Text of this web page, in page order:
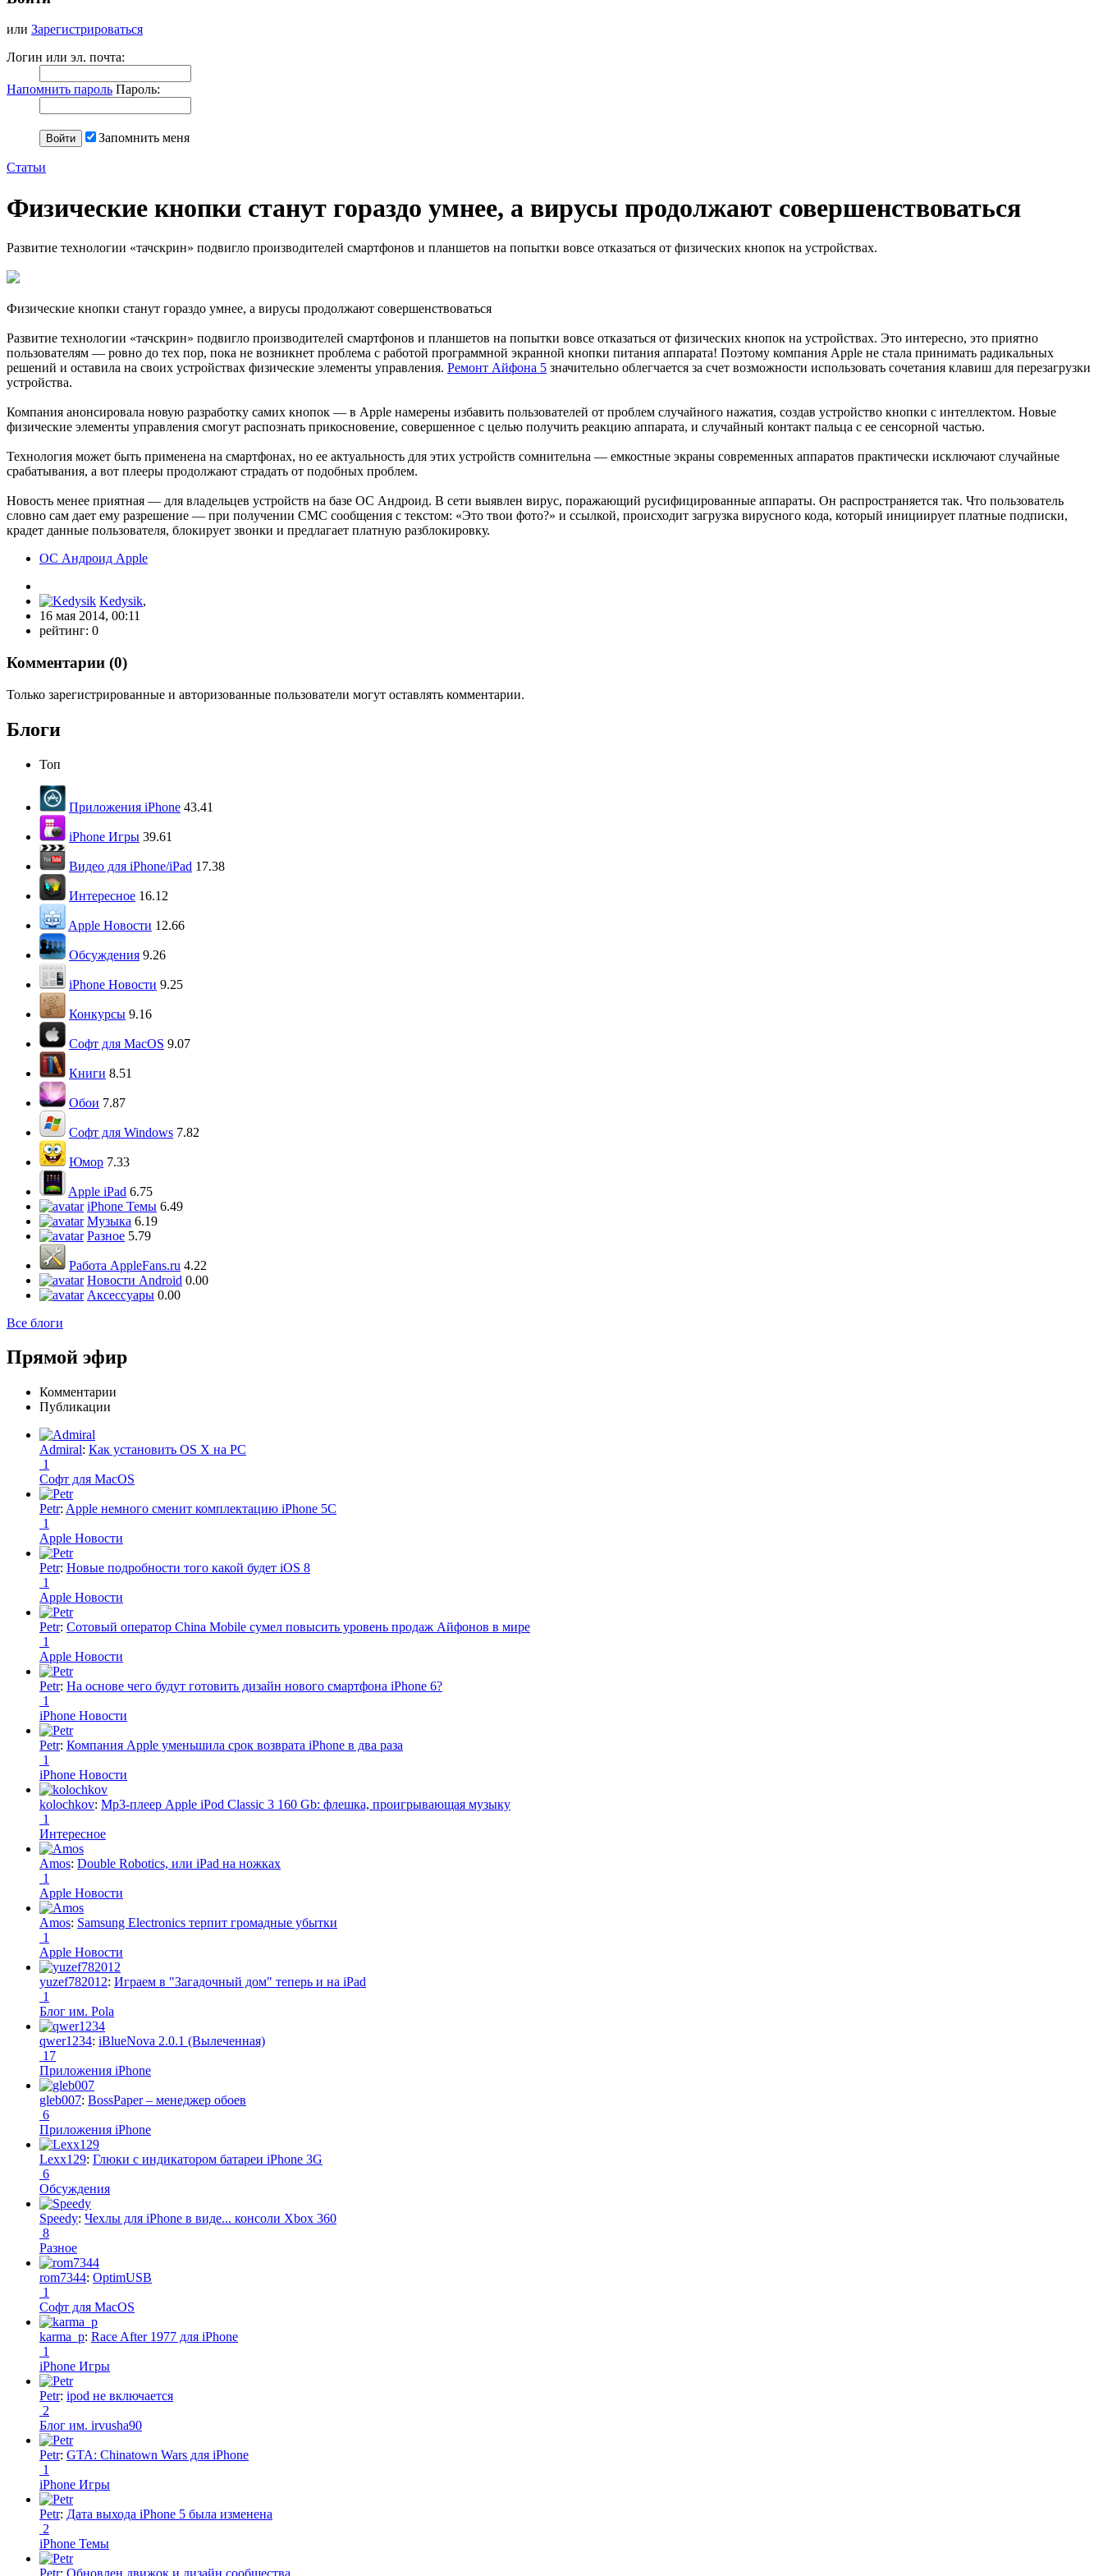
или Зарегистрироваться
Логин или эл. почта:
Напомнить пароль Пароль:
Запомнить меня
Статьи
Физические кнопки станут гораздо умнее, а вирусы продолжают совершенствоваться
Развитие технологии «тачскрин» подвигло производителей смартфонов и планшетов на попытки вовсе отказаться от физических кнопок на устройствах.
Физические кнопки станут гораздо умнее, а вирусы продолжают совершенствоваться
Развитие технологии «тачскрин» подвигло производителей смартфонов и планшетов на попытки вовсе отказаться от физических кнопок на устройствах. Это интересно, это приятно
пользователям — ровно до тех пор, пока не возникнет проблема с работой программной экранной кнопки питания аппарата! Поэтому компания Apple не стала принимать радикальных
решений и оставила на своих устройствах физические элементы управления. Ремонт Айфона 5 значительно облегчается за счет возможности использовать сочетания клавиш для перезагрузки
устройства.
Компания анонсировала новую разработку самих кнопок — в Apple намерены избавить пользователей от проблем случайного нажатия, создав устройство кнопки с интеллектом. Новые
физические элементы управления смогут распознать прикосновение, совершенное с целью получить реакцию аппарата, и случайный контакт пальца с ее сенсорной частью.
Технология может быть применена на смартфонах, но ее актуальность для этих устройств сомнительна — емкостные экраны современных аппаратов практически исключают случайные
срабатывания, а вот плееры продолжают страдать от подобных проблем.
Новость менее приятная — для владельцев устройств на базе ОС Андроид. В сети выявлен вирус, поражающий русифицированные аппараты. Он распространяется так. Что пользователь
словно сам дает ему разрешение — при получении СМС сообщения с текстом: «Это твои фото?» и ссылкой, происходит загрузка вирусного кода, который инициирует платные подписки,
крадет данные пользователя, блокирует звонки и предлагает платную разблокировку.
ОС Андроид Apple
Kedysik,
16 мая 2014, 00:11
рейтинг: 0
Комментарии (0)
Только зарегистрированные и авторизованные пользователи могут оставлять комментарии.
Блоги
Топ
Приложения iPhone 43.41
iPhone Игры 39.61
Видео для iPhone/iPad 17.38
Интересное 16.12
Apple Новости 12.66
Обсуждения 9.26
iPhone Новости 9.25
Конкурсы 9.16
Софт для MacOS 9.07
Книги 8.51
Обои 7.87
Софт для Windows 7.82
Юмор 7.33
Apple iPad 6.75
iPhone Темы 6.49
Музыка 6.19
Разное 5.79
Работа AppleFans.ru 4.22
Новости Android 0.00
Аксессуары 0.00
Все блоги
Прямой эфир
Комментарии
Публикации
Admiral: Как установить OS X на PC
1
Софт для MacOS
Petr: Apple немного сменит комплектацию iPhone 5C
1
Apple Новости
Petr: Новые подробности того какой будет iOS 8
1
Apple Новости
Petr: Сотовый оператор China Mobile сумел повысить уровень продаж Айфонов в мире
1
Apple Новости
Petr: На основе чего будут готовить дизайн нового смартфона iPhone 6?
1
iPhone Новости
Petr: Компания Apple уменьшила срок возврата iPhone в два раза
1
iPhone Новости
kolochkov: Mp3-плеер Apple iPod Classic 3 160 Gb: флешка, проигрывающая музыку
1
Интересное
Amos: Double Robotics, или iPad на ножках
1
Apple Новости
Amos: Samsung Electronics терпит громадные убытки
1
Apple Новости
yuzef782012: Играем в "Загадочный дом" теперь и на iPad
1
Блог им. Pola
qwer1234: iBlueNova 2.0.1 (Вылеченная)
17
Приложения iPhone
gleb007: BossPaper – менеджер обоев
6
Приложения iPhone
Lexx129: Глюки с индикатором батареи iPhone 3G
6
Обсуждения
Speedy: Чехлы для iPhone в виде... консоли Xbox 360
8
Разное
rom7344: OptimUSB
1
Софт для MacOS
karma_p: Race After 1977 для iPhone
1
iPhone Игры
Petr: ipod не включается
2
Блог им. irvusha90
Petr: GTA: Chinatown Wars для iPhone
1
iPhone Игры
Petr: Дата выхода iPhone 5 была изменена
2
iPhone Темы